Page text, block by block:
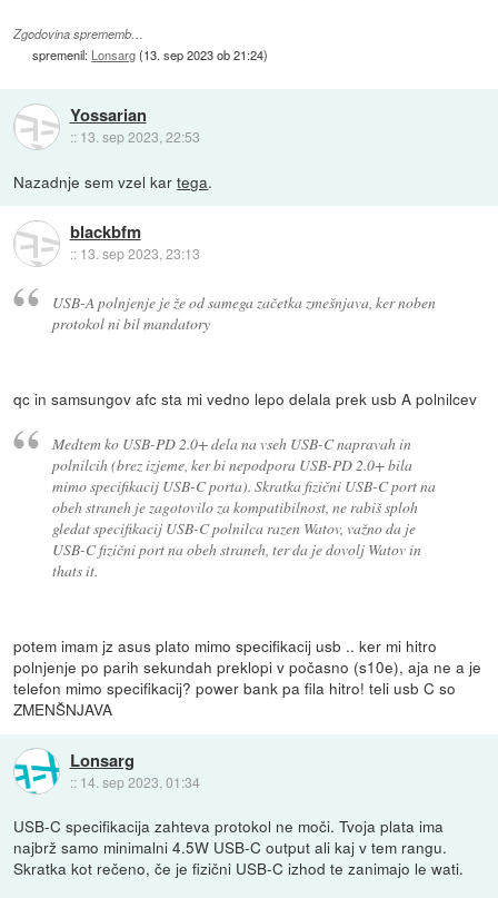
Zgodovina sprememb…
spremenil: Lonsarg(13. sep 2023 ob 21:24)
Yossarian
:: 13. sep 2023, 22:53
Nazadnje sem vzel kartega.
blackbfm
:: 13. sep 2023, 23:13
USB-A polnjenje je že od samega začetka zmešnjava, ker noben
protokol ni bil mandatory
qc in samsungov afc sta mi vedno lepo delala prek usb A polnilcev
Medtem ko USB-PD 2.0+ dela na vseh USB-C napravah in
polnilcih (brez izjeme, ker bi nepodpora USB-PD 2.0+ bila
mimo specifikacij USB-C porta). Skratka fizični USB-C port na
obeh straneh je zagotovilo za kompatibilnost, ne rabiš sploh
gledat specifikacij USB-C polnilca razen Watov, važno da je
USB-C fizični port na obeh straneh, ter da je dovolj Watov in
thats it.
potem imam jz asus plato mimo specifikacij usb .. ker mi hitro
polnjenje po parih sekundah preklopi v počasno (s10e), aja ne a je
telefon mimo specifikacij? power bank pa fila hitro! teli usb C so
ZMENŠNJAVA
Lonsarg
:: 14. sep 2023, 01:34
USB-C specifikacija zahteva protokol ne moči. Tvoja plata ima
najbrž samo minimalni 4.5W USB-C output ali kaj v tem rangu.
Skratka kot rečeno, če je fizični USB-C izhod te zanimajo le wati.